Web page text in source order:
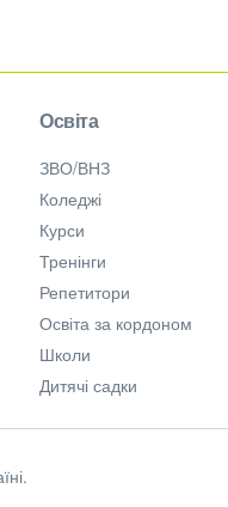
Освіта
ЗВО/ВНЗ
Коледжі
Курси
Тренінги
Репетитори
Освіта за кордоном
Школи
Дитячі садки